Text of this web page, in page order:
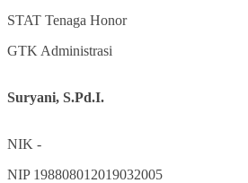
STAT Tenaga Honor
GTK Administrasi
Suryani, S.Pd.I.
NIK -
NIP 198808012019032005